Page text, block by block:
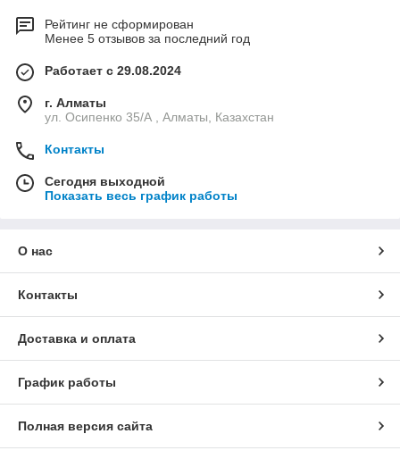
Рейтинг не сформирован
Менее 5 отзывов за последний год
Работает с 29.08.2024
г. Алматы
ул. Осипенко 35/А , Алматы, Казахстан
Контакты
Сегодня выходной
Показать весь график работы
О нас
Контакты
Доставка и оплата
График работы
Полная версия сайта